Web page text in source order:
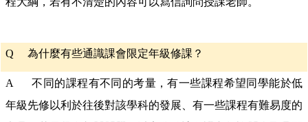
Q 為什麼有些通識課會限定年級修課？
A 不同的課程有不同的考量，有一些課程希望同學能於低
年級先修以利於往後對該學科的發展、有一些課程有難易度的